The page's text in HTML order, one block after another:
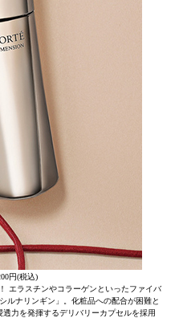
円(税込)
エラスチンやコラーゲンといったファイバ
ルナリンギン」。化粧品への配合が困難と
力を発揮するデリバリーカプセルを採用